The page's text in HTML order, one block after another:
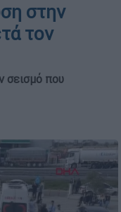
στην
τον
σεισμό που